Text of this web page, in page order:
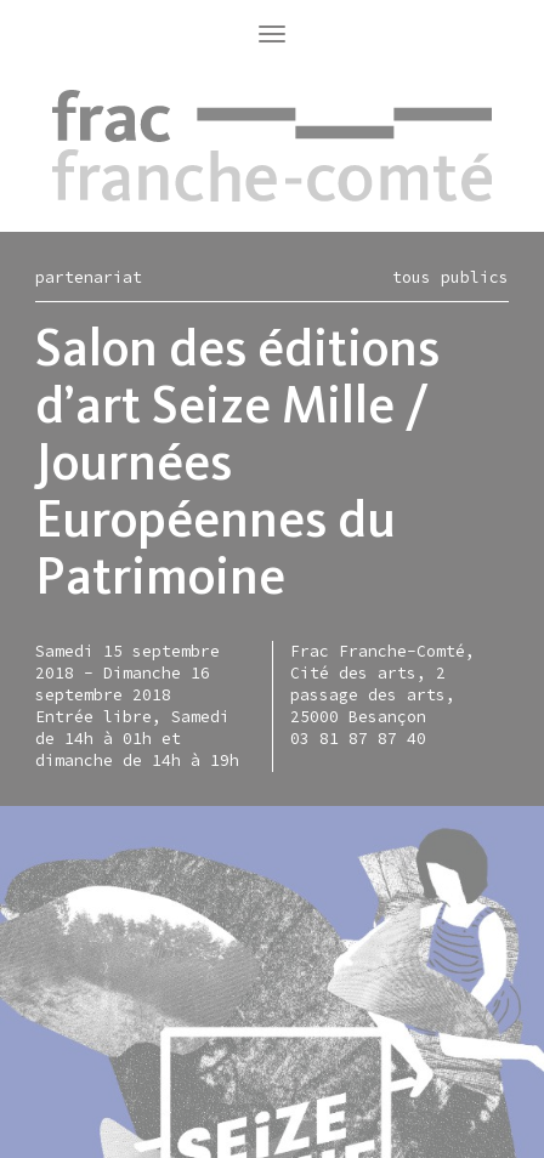
Toggle
navigation
partenariat tous publics
Salon des éditions
d’art Seize Mille /
Journées
Européennes du
Patrimoine
Samedi 15 septembre
2018 - Dimanche 16
septembre 2018
Entrée libre, Samedi
de 14h à 01h et
dimanche de 14h à 19h
Frac Franche-Comté,
Cité des arts, 2
passage des arts,
25000 Besançon
03 81 87 87 40